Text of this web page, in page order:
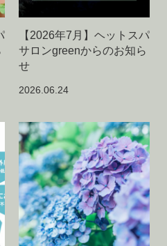
【2026年7月】ヘットスパ
サロンgreenからのお知ら
せ
2026.06.24